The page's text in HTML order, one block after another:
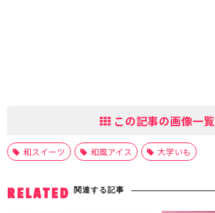
この記事の画像一覧
和スイーツ 和風アイス 大学いも
RELATED 関連する記事